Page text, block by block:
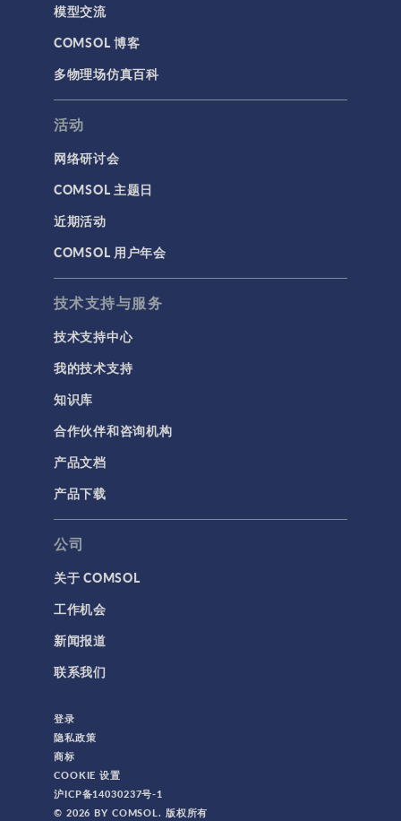
模型交流
COMSOL 博客
多物理场仿真百科
活动
网络研讨会
COMSOL 主题日
近期活动
COMSOL 用户年会
技术支持与服务
技术支持中心
我的技术支持
知识库
合作伙伴和咨询机构
产品文档
产品下载
公司
关于 COMSOL
工作机会
新闻报道
联系我们
登录
隐私政策
商标
COOKIE 设置
沪ICP备14030237号-1
© 2026 BY COMSOL. 版权所有